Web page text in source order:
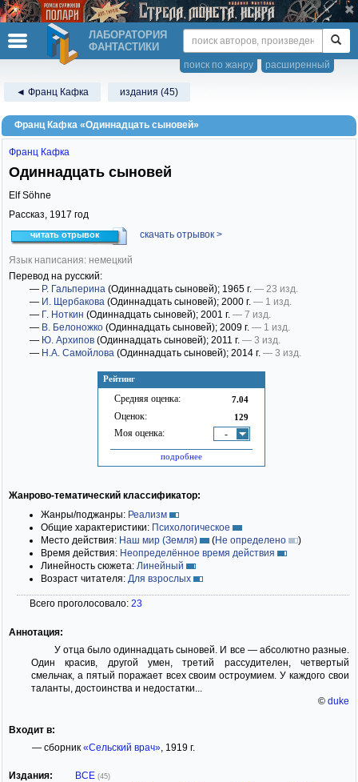
ЛАБОРАТОРИЯ
ФАНТАСТИКИ
расширенный
поиск по жанру
◄ Франц Кафка издания (45)
Франц Кафка «Одиннадцать сыновей»
Рейтинг
Средняя оценка: 7.04
Оценок: 129
Моя оценка: -
подробнее
Франц Кафка
Одиннадцать сыновей
Elf Söhne
Рассказ, 1917 год
читать отрывок скачать отрывок >
Язык написания: немецкий
Перевод на русский:
— Р. Гальперина (Одиннадцать сыновей); 1965 г. — 23 изд.
— И. Щербакова (Одиннадцать сыновей); 2000 г. — 1 изд.
— Г. Ноткин (Одиннадцать сыновей); 2001 г. — 7 изд.
— В. Белоножко (Одиннадцать сыновей); 2009 г. — 1 изд.
— Ю. Архипов (Одиннадцать сыновей); 2011 г. — 3 изд.
— Н.А. Самойлова (Одиннадцать сыновей); 2014 г. — 3 изд.
Жанрово-тематический классификатор:
Жанры/поджанры: Реализм
Общие характеристики: Психологическое
Место действия: Наш мир (Земля) (Не определено
)
Время действия: Неопределённое время действия
Линейность сюжета: Линейный
Возраст читателя: Для взрослых
Всего проголосовало: 23
Аннотация:
У отца было одиннадцать сыновей. И все — абсолютно разные.
Один красив, другой умен, третий рассудителен, четвертый
смельчак, а пятый поражает всех своим остроумием. У каждого свои
таланты, достоинства и недостатки...
© duke
Входит в:
— сборник «Сельский врач», 1919 г.
Издания: ВСЕ (45)